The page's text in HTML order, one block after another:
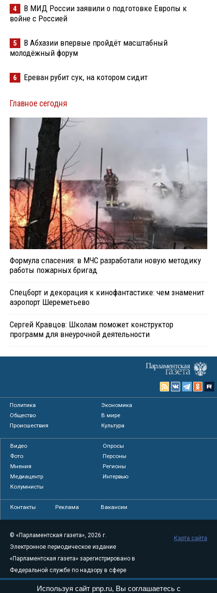
4
В МИД России заявили о подготовке Европы к
войне с Россией
5
В Абхазии впервые пройдёт масштабный
молодёжный форум
6 Ереван рубит сук, на котором сидит
Главное сегодня
Формула спасения: в МЧС разработали новую методику
работы пожарных бригад
Спецборт и декорация к кинофантастике: чем знаменит
аэропорт Шереметьево
Сергей Кравцов: Школам поможет конструктор
программ для внеурочной деятельности
Политика
Экономика
Общество
В мире
Происшествия
Культура
Видео
Опросы
Фото
Персоны
Мнения
Регионы
Медиацентр
Интервью
Колумнисты
Контакты Реклама Вакансии
© «Парламентская газета», 2026 г.
Электронное периодическое издание
«Парламентская газета» зарегистрировано в
Федеральной службе по надзору в сфере
связи, информационных технологий и
Карта сайта
Используя сайт pnp.ru, Вы соглашаетесь с